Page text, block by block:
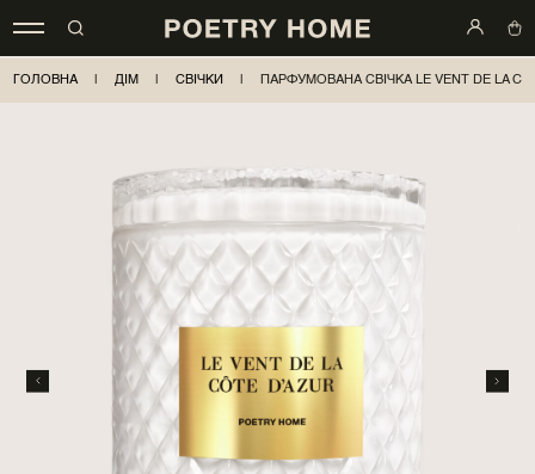
ГОЛОВНА ДІМ СВІЧКИ ПАРФУМОВАНА СВІЧКА LE VENT DE LA